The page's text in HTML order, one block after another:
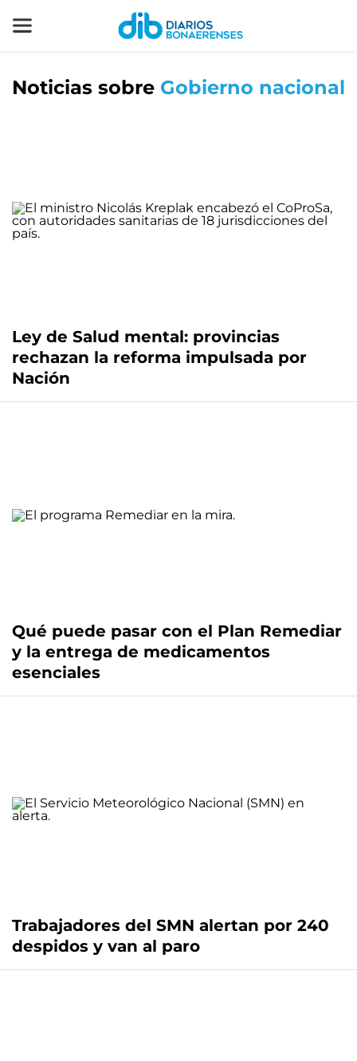
Noticias sobre Gobierno nacional
Ley de Salud mental: provincias
rechazan la reforma impulsada por
Nación
Qué puede pasar con el Plan Remediar
y la entrega de medicamentos
esenciales
Trabajadores del SMN alertan por 240
despidos y van al paro